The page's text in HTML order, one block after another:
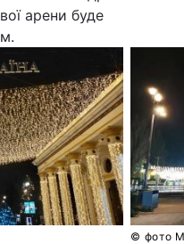
арени буде
© фото